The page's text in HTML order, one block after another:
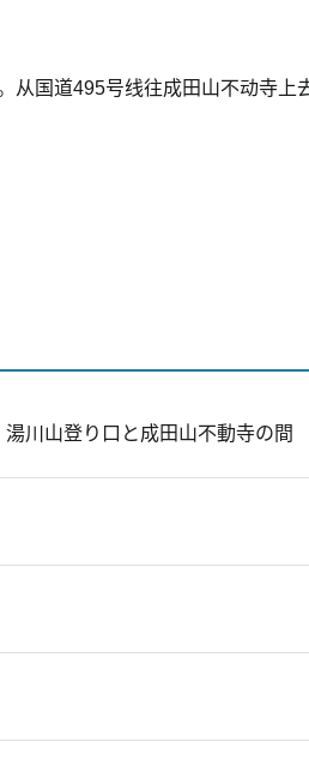
国道495号线往成田山不动寺上
川山登り口と成田山不動寺の間